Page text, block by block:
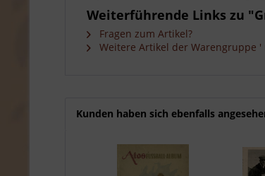
Weiterführende Links zu
Fragen zum Artikel?
Weitere Artikel der Warengruppe
Kunden haben sich ebenfalls